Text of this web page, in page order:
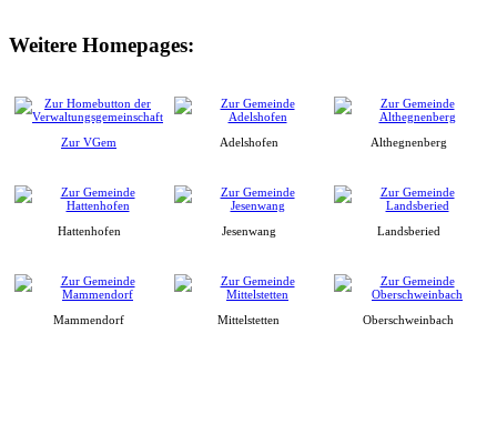
Weitere Homepages:
Zur VGem Adelshofen Althegnenberg
Hattenhofen Jesenwang Landsberied
Mammendorf Mittelstetten Oberschweinbach